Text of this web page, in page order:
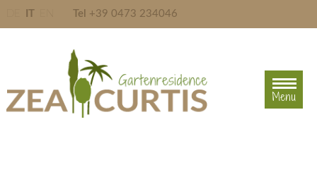
Tel +39 0473 234046
Menu
Menu